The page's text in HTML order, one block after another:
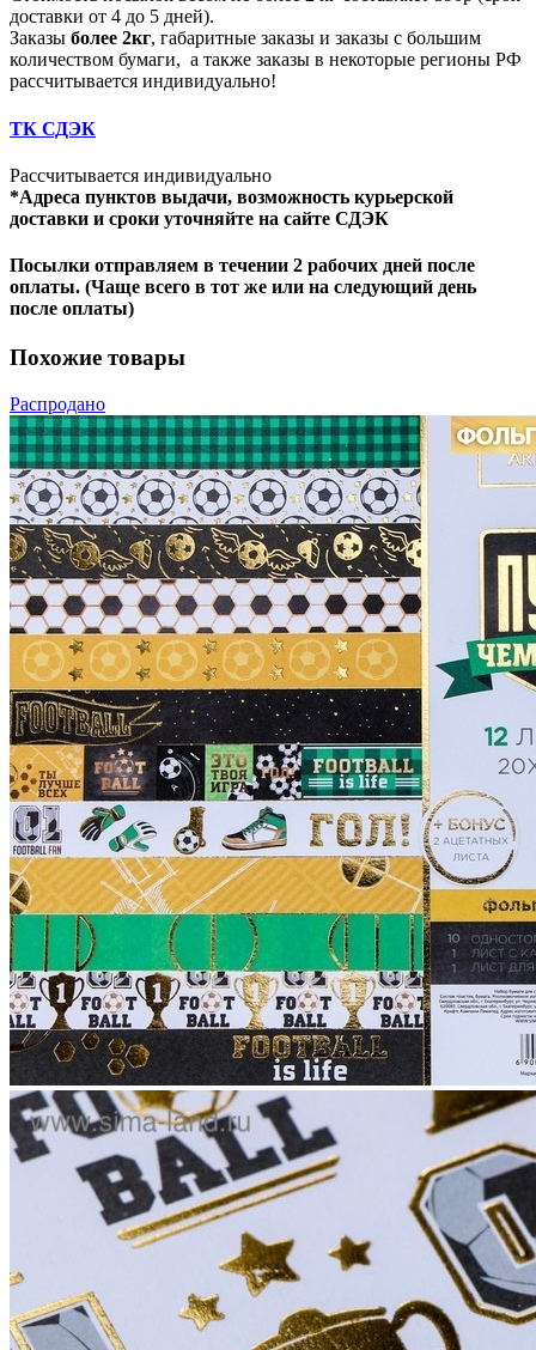
доставки от 4 до 5 дней).
Заказы более 2кг, габаритные заказы и заказы с большим
количеством бумаги, а также заказы в некоторые регионы РФ
рассчитывается индивидуально!
ТК СДЭК
Рассчитывается индивидуально
*Адреса пунктов выдачи, возможность курьерской
доставки и сроки уточняйте на сайте СДЭК
Посылки отправляем в течении 2 рабочих дней после
оплаты. (Чаще всего в тот же или на следующий день
после оплаты)
Похожие товары
Распродано